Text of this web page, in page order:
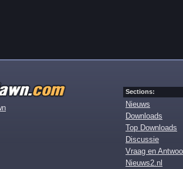
Sections:
Nieuws
Downloads
Top Downloads
Discussie
Vraag en
Nieuws2.nl